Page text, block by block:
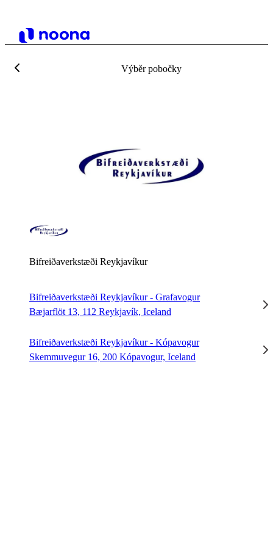
Výběr pobočky
Bifreiðaverkstæði Reykjavíkur
Bifreiðaverkstæði Reykjavíkur - Grafavogur
Bæjarflöt 13, 112 Reykjavík, Iceland
Bifreiðaverkstæði Reykjavíkur - Kópavogur
Skemmuvegur 16, 200 Kópavogur, Iceland